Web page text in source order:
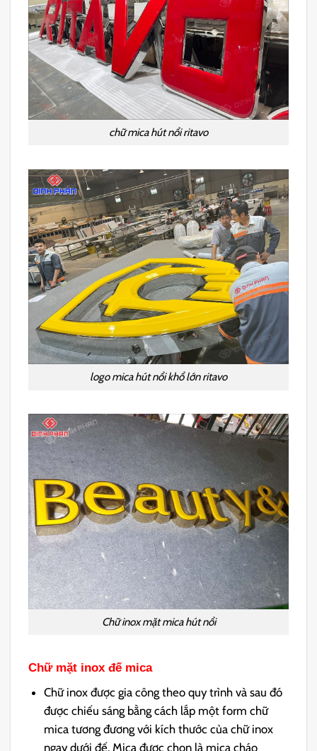
chữ mica hút nổi ritavo
logo mica hút nổi khổ lớn ritavo
Chữ inox mặt mica hút nổi
Chữ mặt inox đế mica
Chữ inox được gia công theo quy trình và sau đó
được chiếu sáng bằng cách lắp một form chữ
mica tương đương với kích thước của chữ inox
ngay dưới đế. Mica được chọn là mica cháo